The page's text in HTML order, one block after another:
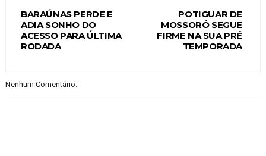
POTIGUAR DE
MOSSORÓ SEGUE
FIRME NA SUA PRÉ
TEMPORADA
BARAÚNAS PERDE E
ADIA SONHO DO
ACESSO PARA ÚLTIMA
RODADA
Nenhum Comentário: